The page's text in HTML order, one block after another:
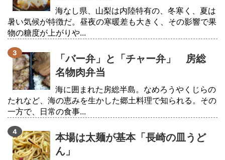
海なし県、山梨は内陸特有の、冬寒く、夏は
暑い気候が特徴だ。昼夜の寒暖差も大きく、その影響で果
物の糖度が上がりや...
「バー弁」と「チャー弁」 房総
名物肉弁当
海に囲まれた房総半島。なめろうやくじらの
たれなど、海の恵みを生かした郷土料理で知られる。その
一方で、日常の食事...
本場は太麺が基本「長崎の皿うど
ん」